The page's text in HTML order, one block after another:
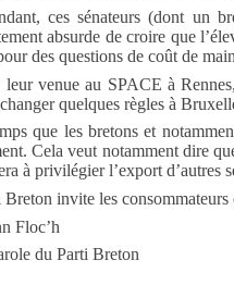
ces sénateurs (dont un
absurde de croire que
des questions de coût de
leur venue au SPACE à
quelques règles à
que les bretons et
Cela veut notamment dire
à privilégier l’export d’autres
invite les
Floc’h
du Parti Breton